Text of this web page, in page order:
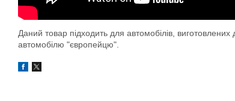
Даний товар підходить для автомобілів,
автомобілю "європейцю".